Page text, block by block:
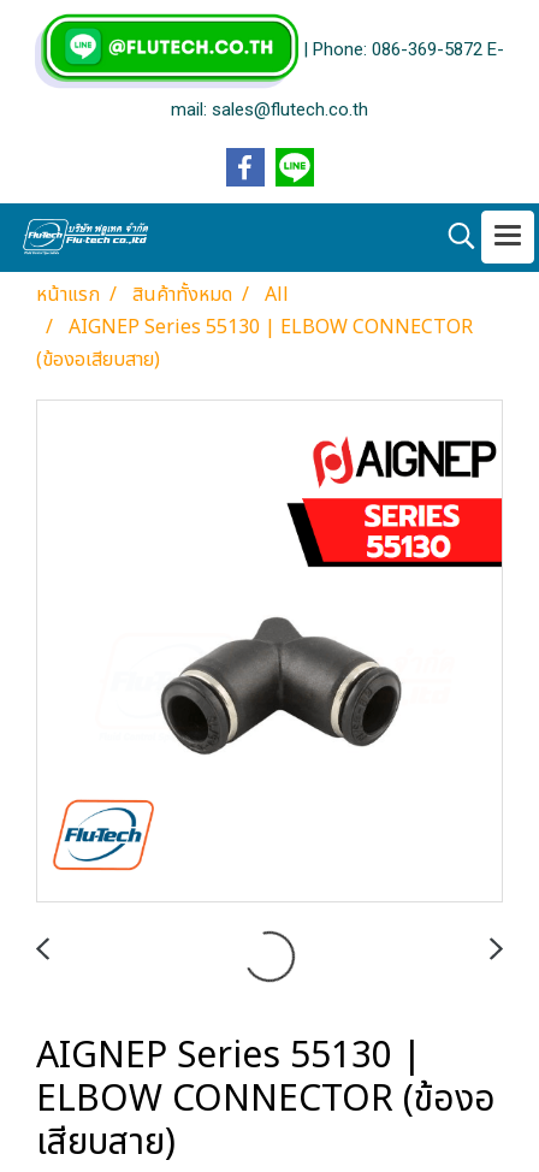
| Phone: 086-369-5872 E-
mail: sales@flutech.co.th
หน้าแรก สินค้าทั้งหมด
All
AIGNEP Series 55130 | ELBOW CONNECTOR
(ข้องอเสียบสาย)
AIGNEP Series 55130 |
ELBOW CONNECTOR (ข้องอ
เสียบสาย)